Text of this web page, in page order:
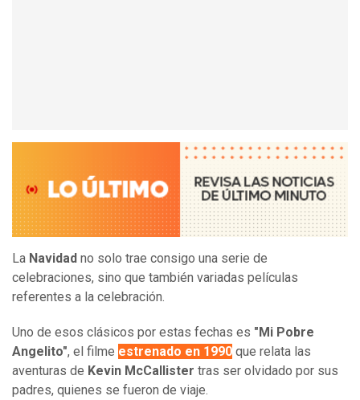
La Navidad no solo trae consigo una serie de
celebraciones, sino que también variadas películas
referentes a la celebración.
Uno de esos clásicos por estas fechas es "Mi Pobre
Angelito", el filme estrenado en 1990 que relata las
aventuras de Kevin McCallister tras ser olvidado por sus
padres, quienes se fueron de viaje.